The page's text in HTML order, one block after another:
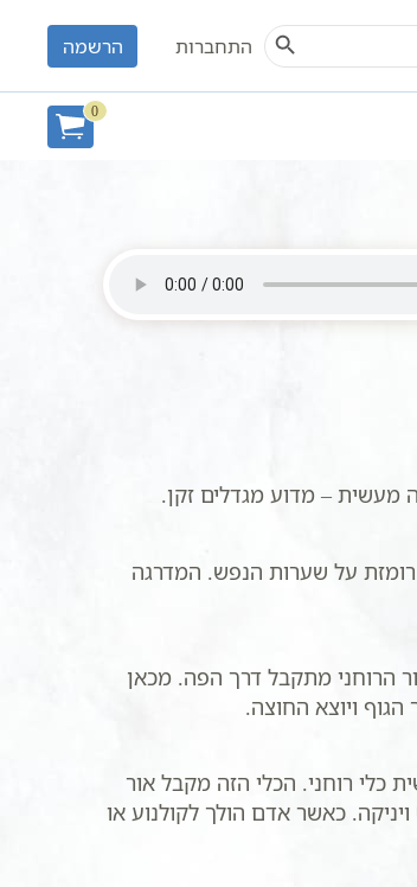
Search Button
התחברות הרשמה
0
– מדוע מגדלים זקן.
על שערות הנפש. המדרגה
הרוחני מתקבל דרך הפה. מכאן
ויוצא החוצה.
כלי רוחני. הכלי הזה מקבל אור
כאשר אדם הולך לקולנוע או